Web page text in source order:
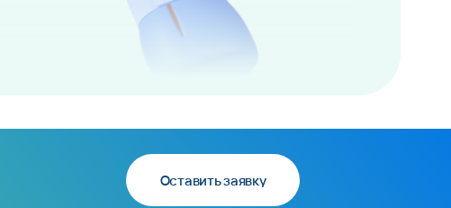
Оставить заявку